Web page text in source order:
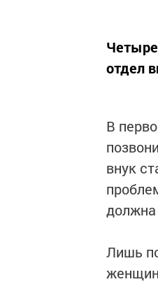
отдел
В
внук
должна
Лишь